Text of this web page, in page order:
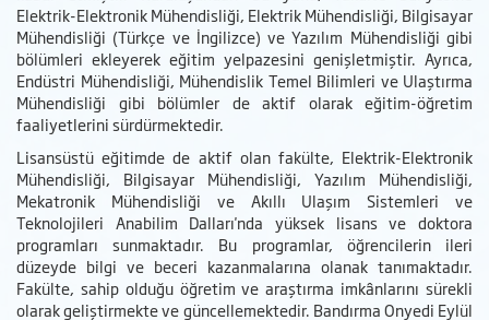
Elektrik-Elektronik Mühendisliği, Elektrik Mühendisliği, Bilgisayar
Mühendisliği (Türkçe ve İngilizce) ve Yazılım Mühendisliği gibi
bölümleri ekleyerek eğitim yelpazesini genişletmiştir. Ayrıca,
Endüstri Mühendisliği, Mühendislik Temel Bilimleri ve Ulaştırma
Mühendisliği gibi bölümler de aktif olarak eğitim-öğretim
faaliyetlerini sürdürmektedir.
Lisansüstü eğitimde de aktif olan fakülte, Elektrik-Elektronik
Mühendisliği, Bilgisayar Mühendisliği, Yazılım Mühendisliği,
Mekatronik Mühendisliği ve Akıllı Ulaşım Sistemleri ve
Teknolojileri Anabilim Dalları'nda yüksek lisans ve doktora
programları sunmaktadır. Bu programlar, öğrencilerin ileri
düzeyde bilgi ve beceri kazanmalarına olanak tanımaktadır.
Fakülte, sahip olduğu öğretim ve araştırma imkânlarını sürekli
olarak geliştirmekte ve güncellemektedir. Bandırma Onyedi Eylül